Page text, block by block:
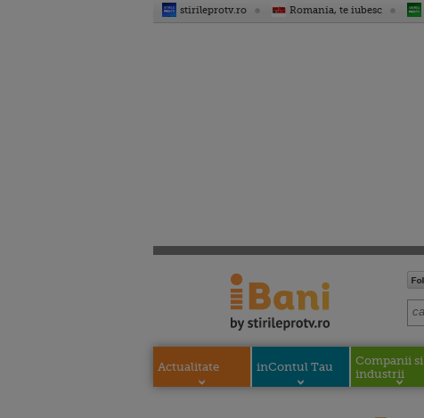
stirileprotv.ro Romania, te iubesc
Actualitate inContul Tau
Companii si
industrii